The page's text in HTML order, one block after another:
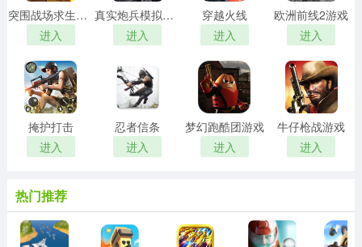
突围战场求生行动游戏
进入
真实炮兵模拟游戏
进入
穿越火线
进入
欧洲前线2游戏
进入
掩护打击
进入
忍者信条
进入
梦幻跑酷团游戏
进入
牛仔枪战游戏
进入
热门推荐